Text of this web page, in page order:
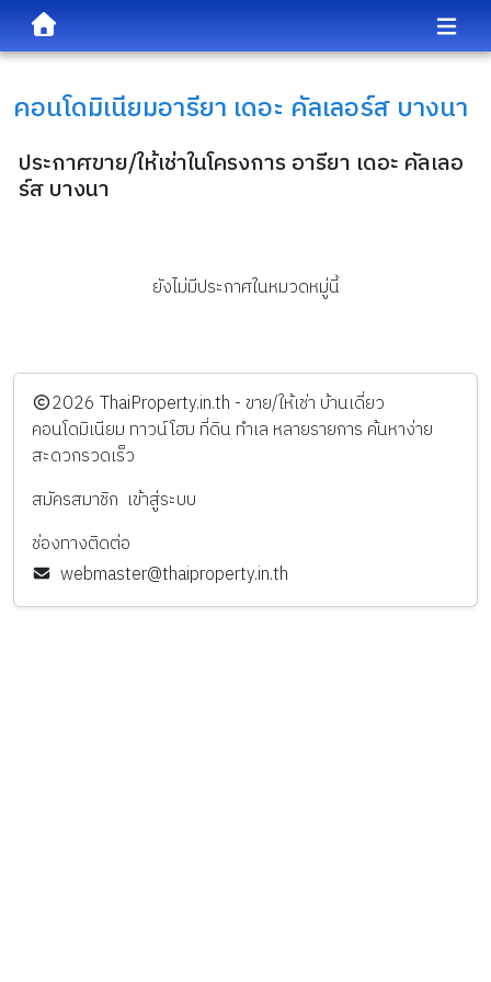
คอนโดมิเนียมอารียา เดอะ คัลเลอร์ส บางนา
ประกาศขาย/ให้เช่าในโครงการ อารียา เดอะ คัลเลอ
ร์ส บางนา
ยังไม่มีประกาศในหมวดหมู่นี้
️2026 ThaiProperty.in.th - ขาย/ให้เช่า บ้านเดี่ยว
คอนโดมิเนียม ทาวน์โฮม ที่ดิน ทำเล หลายรายการ ค้นหาง่าย
สะดวกรวดเร็ว
สมัครสมาชิก เข้าสู่ระบบ
ช่องทางติดต่อ
webmaster@thaiproperty.in.th